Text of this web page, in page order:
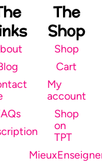
The
Shop
Shop
Cart
My
account
Shop
on
TPT